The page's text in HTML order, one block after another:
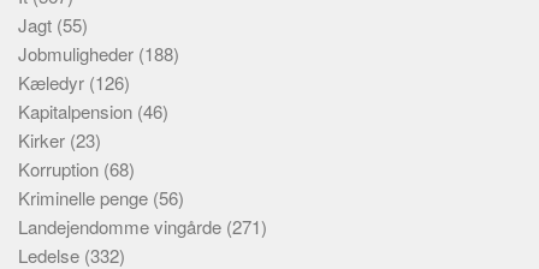
Jagt (55)
Jobmuligheder (188)
Kæledyr (126)
Kapitalpension (46)
Kirker (23)
Korruption (68)
Kriminelle penge (56)
Landejendomme vingårde (271)
Ledelse (332)